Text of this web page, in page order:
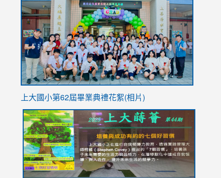
上大國小第62屆畢業典禮花絮(相片)
link
to
https://drive.google.com/file/d/1I-
YfDQppRvyMk686kIw6SBbssEIZ6WnT/view?
usp=sharing
link
to
https://sites.google.com/stes.tyc.edu.tw/